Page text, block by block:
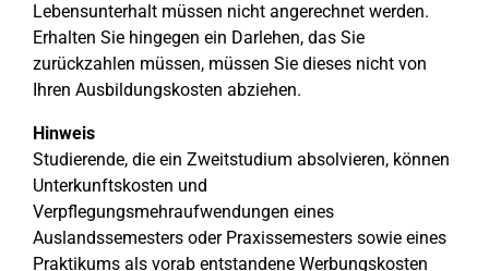
Lebensunterhalt müssen nicht angerechnet werden.
Erhalten Sie hingegen ein Darlehen, das Sie
zurückzahlen müssen, müssen Sie dieses nicht von
Ihren Ausbildungskosten abziehen.
Hinweis
Studierende, die ein Zweitstudium absolvieren, können
Unterkunftskosten und
Verpflegungsmehraufwendungen eines
Auslandssemesters oder Praxissemesters sowie eines
Praktikums als vorab entstandene Werbungskosten